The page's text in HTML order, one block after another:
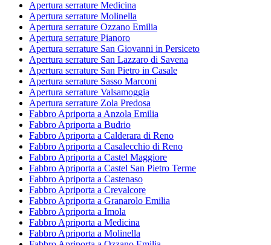
Apertura serrature Medicina
Apertura serrature Molinella
Apertura serrature Ozzano Emilia
Apertura serrature Pianoro
Apertura serrature San Giovanni in Persiceto
Apertura serrature San Lazzaro di Savena
Apertura serrature San Pietro in Casale
Apertura serrature Sasso Marconi
Apertura serrature Valsamoggia
Apertura serrature Zola Predosa
Fabbro Apriporta a Anzola Emilia
Fabbro Apriporta a Budrio
Fabbro Apriporta a Calderara di Reno
Fabbro Apriporta a Casalecchio di Reno
Fabbro Apriporta a Castel Maggiore
Fabbro Apriporta a Castel San Pietro Terme
Fabbro Apriporta a Castenaso
Fabbro Apriporta a Crevalcore
Fabbro Apriporta a Granarolo Emilia
Fabbro Apriporta a Imola
Fabbro Apriporta a Medicina
Fabbro Apriporta a Molinella